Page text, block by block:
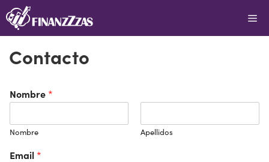
Saltar
al
Contacto
Nombre *
Nombre Apellidos
Email *